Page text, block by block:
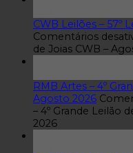
CWB Leilões – 57º
Comentários
de Joias CWB –
RMB Artes – 4º
Agosto 2026
– 4º Grande Leilão
2026